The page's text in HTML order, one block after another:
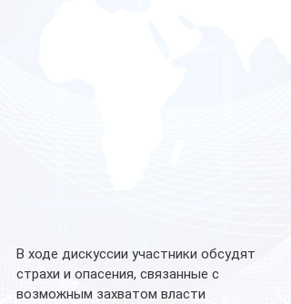
В ходе дискуссии участники обсудят
страхи и опасения, связанные с
возможным захватом власти